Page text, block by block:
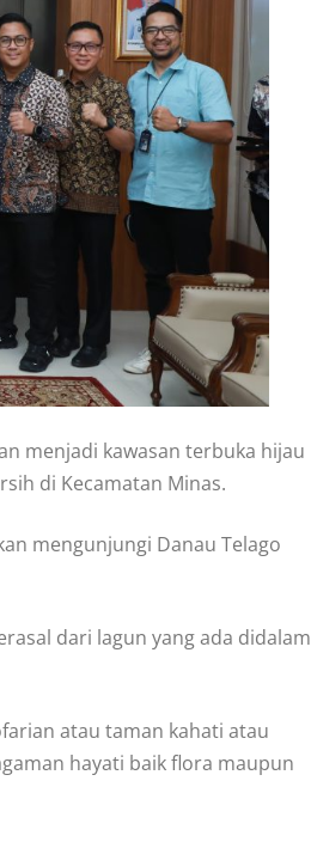
menjadi kawasan terbuka hijau
di Kecamatan Minas.
mengunjungi Danau Telago
dari lagun yang ada didalam
atau taman kahati atau
hayati baik flora maupun